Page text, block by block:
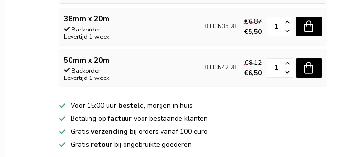
38mm x 20m
Backorder
Levertijd 1 week
8.HCN35.28
€6,87
€5,50
50mm x 20m
Backorder
Levertijd 1 week
8.HCN42.28
€8,12
€6,50
Voor 15:00 uur besteld, morgen in huis
Betaling opfactuur voor bestaande klanten
Gratisverzending bij orders vanaf 100 euro
Gratis retour bij ongebruikte goederen